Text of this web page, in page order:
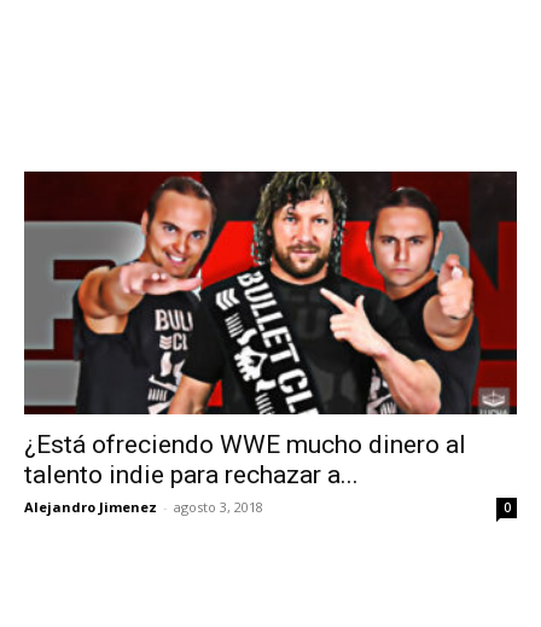
¿Está ofreciendo WWE mucho dinero al
talento indie para rechazar a...
Alejandro Jimenez - agosto 3, 2018 0